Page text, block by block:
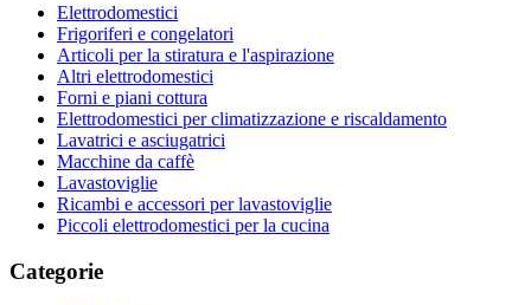
Elettrodomestici
Frigoriferi e congelatori
Articoli per la stiratura e l'aspirazione
Altri elettrodomestici
Forni e piani cottura
Elettrodomestici per climatizzazione e riscaldamento
Lavatrici e asciugatrici
Macchine da caffè
Lavastoviglie
Ricambi e accessori per lavastoviglie
Piccoli elettrodomestici per la cucina
Categorie